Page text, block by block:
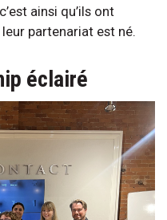
ainsi qu’ils ont
partenariat est né.
éclairé